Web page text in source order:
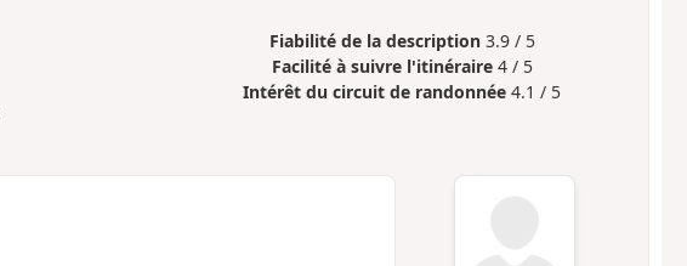
Fiabilité de la description 3.9 / 5
Facilité à suivre l'itinéraire 4 / 5
Intérêt du circuit de randonnée 4.1 / 5